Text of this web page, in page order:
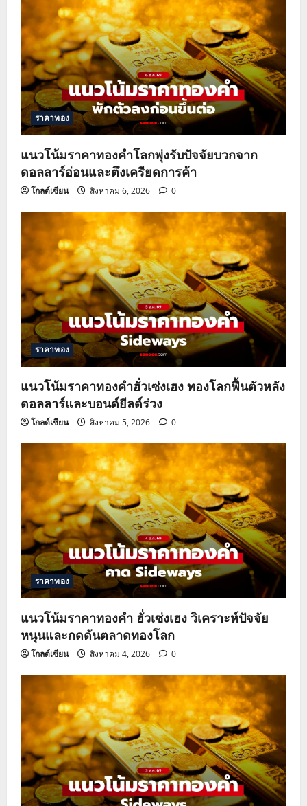
ราคาทอง
แนวโน้มราคาทองคำโลกพุ่งรับปัจจัยบวกจาก
ดอลลาร์อ่อนและตึงเครียดการค้า
โกลด์เซียน สิงหาคม 6, 2026 0
ราคาทอง
แนวโน้มราคาทองคำฮั่วเซ่งเฮง ทองโลกฟื้นตัวหลัง
ดอลลาร์และบอนด์ยีลด์ร่วง
โกลด์เซียน สิงหาคม 5, 2026 0
ราคาทอง
แนวโน้มราคาทองคำ ฮั่วเซ่งเฮง วิเคราะห์ปัจจัย
หนุนและกดดันตลาดทองโลก
โกลด์เซียน สิงหาคม 4, 2026 0